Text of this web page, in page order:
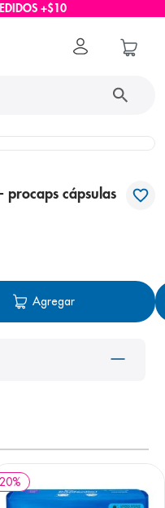
+$10
cápsulas
Agregar
20%